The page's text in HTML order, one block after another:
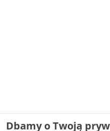
Dbamy o Twoją